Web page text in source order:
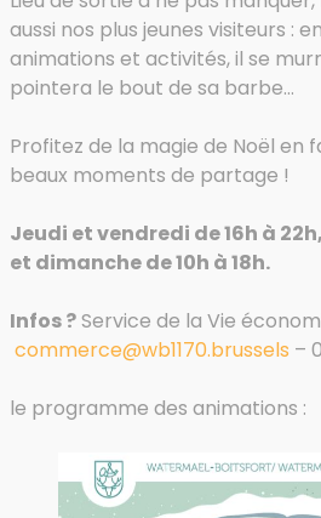
aussi nos plus jeunes visiteurs :
animations et activités, il se
pointera le bout de sa barbe…
Profitez de la magie de Noël en
beaux moments de partage !
Jeudi et vendredi de 16h à
et dimanche de 10h à 18h.
Infos ?Service de la Vie
commerce@wb1170.brussels –
le programme des animations :